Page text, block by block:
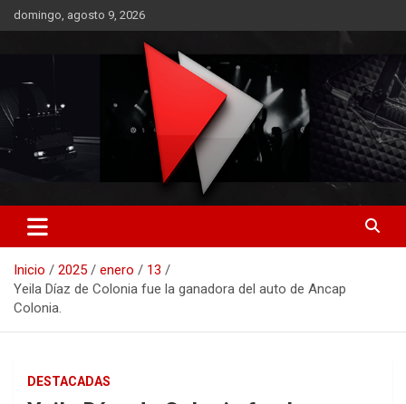
Saltar
al
domingo, agosto 9, 2026
RO CONTENIDOS
Inicio 2025 enero
13
Yeila Díaz de Colonia fue la ganadora del auto de Ancap
Colonia.
DESTACADAS